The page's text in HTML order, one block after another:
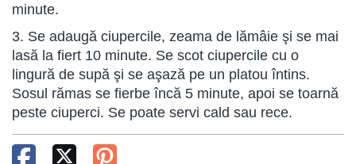
minute.
3. Se adaugă ciupercile, zeama de lămâie şi se mai
lasă la fiert 10 minute. Se scot ciupercile cu o
lingură de supă şi se aşază pe un platou întins.
Sosul rămas se fierbe încă 5 minute, apoi se toarnă
peste ciuperci. Se poate servi cald sau rece.